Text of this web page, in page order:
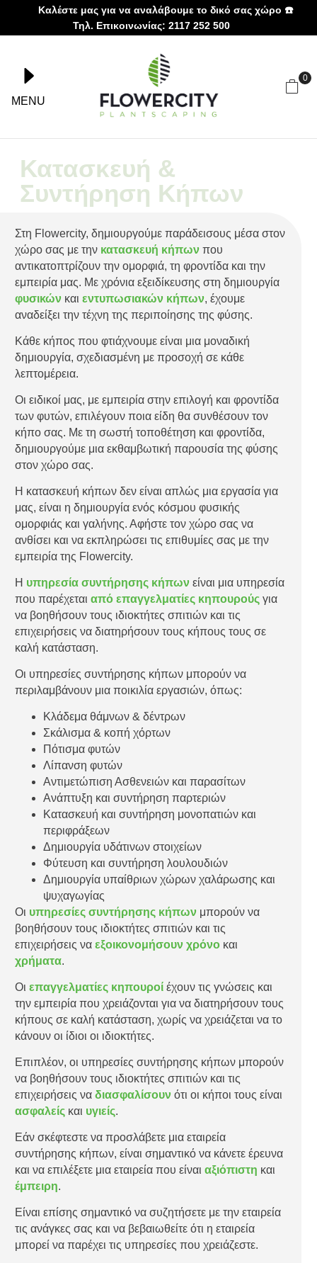
Καλέστε μας για να αναλάβουμε το δικό σας χώρο ☎️
Τηλ. Επικοινωνίας: 2117 252 500
MENU
0
Κατασκευή &
Συντήρηση Κήπων
Στη Flowercity, δημιουργούμε παράδεισους μέσα στον
χώρο σας με την κατασκευή κήπων που
αντικατοπτρίζουν την ομορφιά, τη φροντίδα και την
εμπειρία μας. Με χρόνια εξειδίκευσης στη δημιουργία
φυσικών καιεντυπωσιακών κήπων, έχουμε
αναδείξει την τέχνη της περιποίησης της φύσης.
Κάθε κήπος που φτιάχνουμε είναι μια μοναδική
δημιουργία, σχεδιασμένη με προσοχή σε κάθε
λεπτομέρεια.
Οι ειδικοί μας, με εμπειρία στην επιλογή και φροντίδα
των φυτών, επιλέγουν ποια είδη θα συνθέσουν τον
κήπο σας. Με τη σωστή τοποθέτηση και φροντίδα,
δημιουργούμε μια εκθαμβωτική παρουσία της φύσης
στον χώρο σας.
Η κατασκευή κήπων δεν είναι απλώς μια εργασία για
μας, είναι η δημιουργία ενός κόσμου φυσικής
ομορφιάς και γαλήνης. Αφήστε τον χώρο σας να
ανθίσει και να εκπληρώσει τις επιθυμίες σας με την
εμπειρία της Flowercity.
Η υπηρεσία συντήρησης κήπων είναι μια υπηρεσία
που παρέχεταιαπό επαγγελματίες κηπουρούς για
να βοηθήσουν τους ιδιοκτήτες σπιτιών και τις
επιχειρήσεις να διατηρήσουν τους κήπους τους σε
καλή κατάσταση.
Οι υπηρεσίες συντήρησης κήπων μπορούν να
περιλαμβάνουν μια ποικιλία εργασιών, όπως:
Κλάδεμα θάμνων & δέντρων
Σκάλισμα & κοπή χόρτων
Πότισμα φυτών
Λίπανση φυτών
Αντιμετώπιση Ασθενειών και παρασίτων
Ανάπτυξη και συντήρηση παρτεριών
Κατασκευή και συντήρηση μονοπατιών και
περιφράξεων
Δημιουργία υδάτινων στοιχείων
Φύτευση και συντήρηση λουλουδιών
Δημιουργία υπαίθριων χώρων χαλάρωσης και
ψυχαγωγίας
Οι υπηρεσίες συντήρησης κήπων μπορούν να
βοηθήσουν τους ιδιοκτήτες σπιτιών και τις
επιχειρήσεις ναεξοικονομήσουν χρόνο και
χρήματα.
Οιεπαγγελματίες κηπουροί έχουν τις γνώσεις και
την εμπειρία που χρειάζονται για να διατηρήσουν τους
κήπους σε καλή κατάσταση, χωρίς να χρειάζεται να το
κάνουν οι ίδιοι οι ιδιοκτήτες.
Επιπλέον, οι υπηρεσίες συντήρησης κήπων μπορούν
να βοηθήσουν τους ιδιοκτήτες σπιτιών και τις
επιχειρήσεις ναδιασφαλίσουν ότι οι κήποι τους είναι
ασφαλείς και υγιείς.
Εάν σκέφτεστε να προσλάβετε μια εταιρεία
συντήρησης κήπων, είναι σημαντικό να κάνετε έρευνα
και να επιλέξετε μια εταιρεία που είναιαξιόπιστη και
έμπειρη.
Είναι επίσης σημαντικό να συζητήσετε με την εταιρεία
τις ανάγκες σας και να βεβαιωθείτε ότι η εταιρεία
μπορεί να παρέχει τις υπηρεσίες που χρειάζεστε.